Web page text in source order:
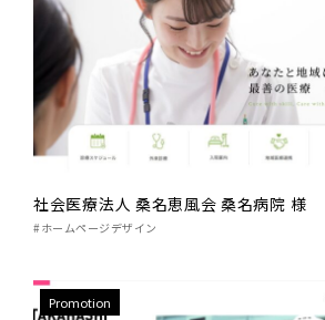
社会医療法人 桑名恵風会 桑名病院 様
#ホームページデザイン
Promotion